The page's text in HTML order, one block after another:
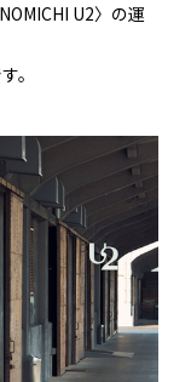
U2〉の運
。